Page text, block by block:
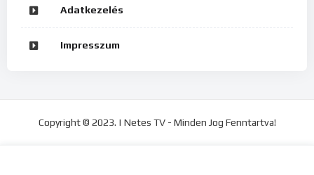
Adatkezelés
Impresszum
Copyright © 2023. | Netes TV - Minden Jog Fenntartva!